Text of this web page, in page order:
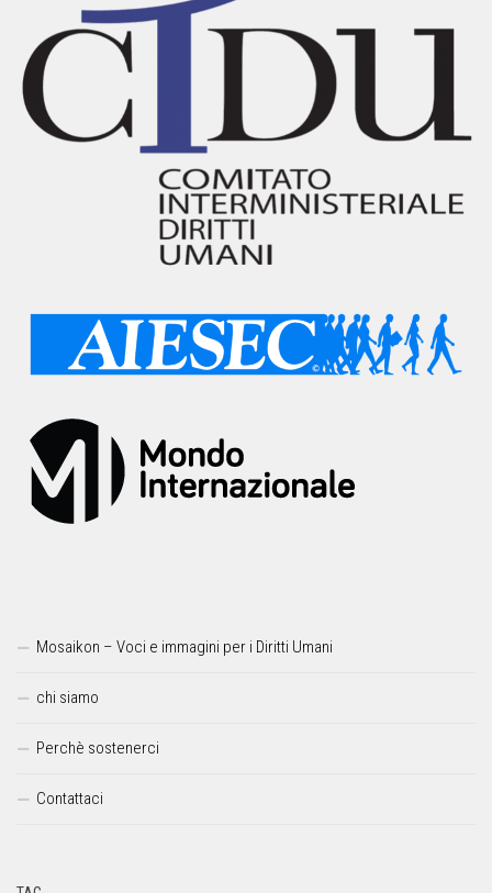
Mosaikon – Voci e immagini per i Diritti Umani
chi siamo
Perchè sostenerci
Contattaci